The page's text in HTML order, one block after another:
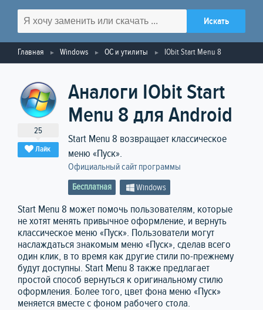
Главная Windows ОС и утилиты IObit Start Menu 8
25
Лайк
Аналоги IObit Start
Menu 8 для Android
Start Menu 8 возвращает классическое
меню «Пуск».
Официальный сайт программы
Бесплатная Windows
Start Menu 8 может помочь пользователям, которые
не хотят менять привычное оформление, и вернуть
классическое меню «Пуск». Пользователи могут
наслаждаться знакомым меню «Пуск», сделав всего
один клик, в то время как другие стили по-прежнему
будут доступны. Start Menu 8 также предлагает
простой способ вернуться к оригинальному стилю
оформления. Более того, цвет фона меню «Пуск»
меняется вместе с фоном рабочего стола.